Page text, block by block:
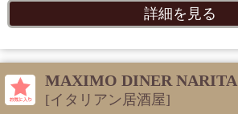
詳細を見る
MAXIMO DINER NARITA
[イタリアン居酒屋]